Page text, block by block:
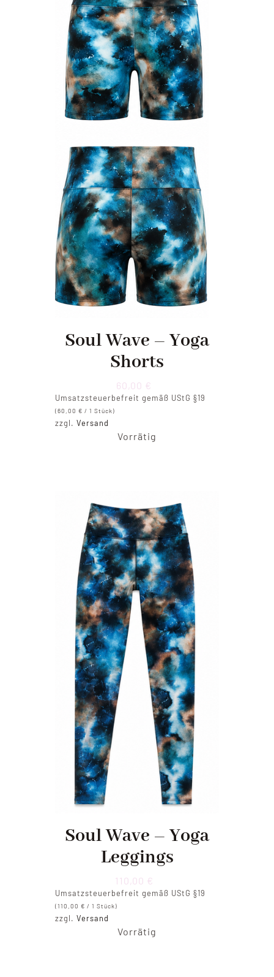
Soul Wave – Yoga
Shorts
60,00 €
Umsatzsteuerbefreit gemäß UStG §19
(60,00€ / 1 Stück)
zzgl.Versand
Vorrätig
Soul Wave – Yoga
Leggings
110,00 €
Umsatzsteuerbefreit gemäß UStG §19
(110,00€ / 1 Stück)
zzgl.Versand
Vorrätig